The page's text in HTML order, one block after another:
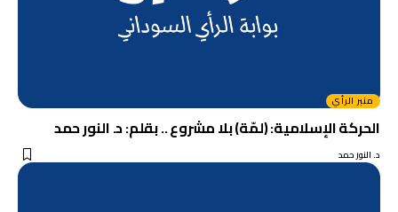
منبر الرأي
الحركة الإسلامية: (لمّة) بلا مشروع .. بقلم: د. النور حمد
د. النور حمد